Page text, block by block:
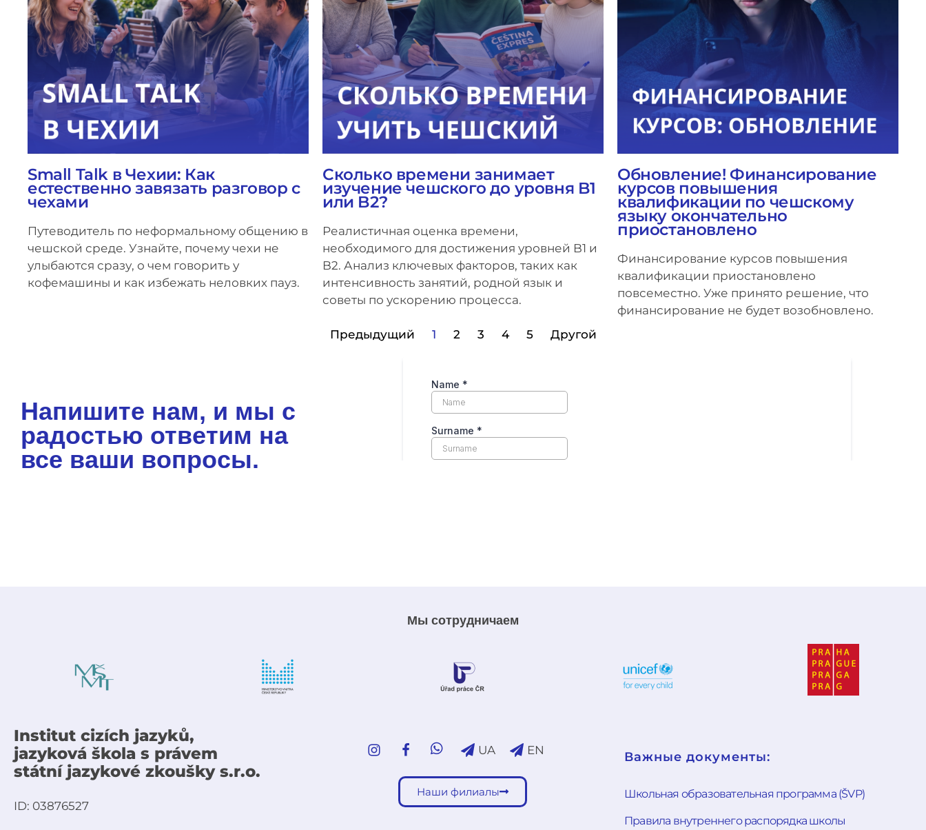
Small Talk в Чехии: Как
естественно завязать разговор с
чехами
Путеводитель по неформальному общению в
чешской среде. Узнайте, почему чехи не
улыбаются сразу, о чем говорить у
кофемашины и как избежать неловких пауз.
Сколько времени занимает
изучение чешского до уровня B1
или B2?
Реалистичная оценка времени,
необходимого для достижения уровней B1 и
B2. Анализ ключевых факторов, таких как
интенсивность занятий, родной язык и
советы по ускорению процесса.
Обновление! Финансирование
курсов повышения
квалификации по чешскому
языку окончательно
приостановлено
Финансирование курсов повышения
квалификации приостановлено
повсеместно. Уже принято решение, что
финансирование не будет возобновлено.
Предыдущий
1 2 3 4 5 Другой
Напишите нам, и мы с
радостью ответим на
все ваши вопросы.
Мы сотрудничаем
Institut cizích jazyků,
jazyková škola s právem
státní jazykové zkoušky s.r.o.
ID: 03876527
UA EN
Наши филиалы
Важные документы:
Школьная образовательная программа (ŠVP)
Правила внутреннего распорядка школы